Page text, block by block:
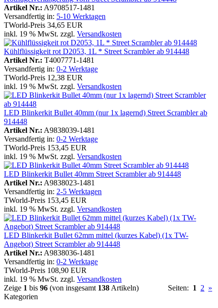
Artikel Nr.: A9708517-1481
Versandfertig in: 5-10 Werktagen
TWorld-Preis 34,65 EUR
inkl. 19 % MwSt. zzgl. Versandkosten
Kühlflüssigkeit rot D2053, 1L * Street Scrambler ab 914448
Artikel Nr.: T4007771-1481
Versandfertig in: 0-2 Werktage
TWorld-Preis 12,38 EUR
inkl. 19 % MwSt. zzgl. Versandkosten
LED Blinkerkit Bullet 40mm (nur 1x lagernd) Street Scrambler ab
914448
Artikel Nr.: A9838039-1481
Versandfertig in: 0-2 Werktage
TWorld-Preis 153,45 EUR
inkl. 19 % MwSt. zzgl. Versandkosten
LED Blinkerkit Bullet 40mm Street Scrambler ab 914448
Artikel Nr.: A9838023-1481
Versandfertig in: 2-5 Werktagen
TWorld-Preis 153,45 EUR
inkl. 19 % MwSt. zzgl. Versandkosten
LED Blinkerkit Bullet 62mm mittel (kurzes Kabel) (1x TW-
Angebot) Street Scrambler ab 914448
Artikel Nr.: A9838036-1481
Versandfertig in: 0-2 Werktage
TWorld-Preis 108,90 EUR
inkl. 19 % MwSt. zzgl. Versandkosten
Zeige 1 bis 96 (von insgesamt 138 Artikeln) Seiten: 1 2 »
Kategorien